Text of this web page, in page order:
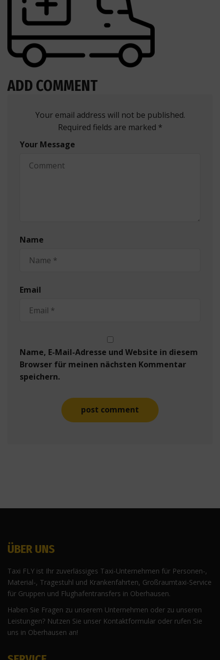
ADD COMMENT
Your email address will not be published.
Required fields are marked *
Your Message
Name
Email
Name, E-Mail-Adresse und Website in diesem
Browser für meinen nächsten Kommentar
speichern.
ÜBER UNS
Taxi FLY ist Ihr zuverlässiges Taxi-Unternehmen für Personen-,
Material-, Tragestuhl und Krankenfahrten, Großraumtaxi-Service
für Gruppen und Flughafentransfers in Oberhausen.
Haben Sie Fragen zu unserem Unternehmen oder zu unseren
Leistungen? Nutzen Sie unser Kontaktformular oder rufen Sie
uns in Oberhausen an!